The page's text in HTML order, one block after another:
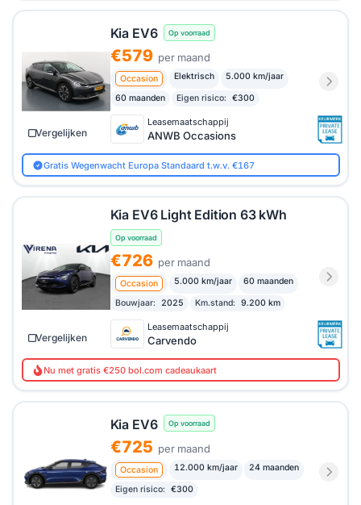
Kia EV6 Op voorraad
€579 per maand
Occasion Elektrisch 5.000 km/jaar
60 maanden Eigen risico: €300
Leasemaatschappij
ANWB Occasions
Vergelijken
Gratis Wegenwacht Europa Standaard t.w.v. €167
Kia EV6 Light Edition 63 kWh
Op voorraad
€726 per maand
Occasion 5.000 km/jaar 60 maanden
Bouwjaar: 2025 Km.stand: 9.200 km
Leasemaatschappij
Carvendo
Vergelijken
Nu met gratis €250 bol.com cadeaukaart
Kia EV6 Op voorraad
€725 per maand
Occasion 12.000 km/jaar 24 maanden
Eigen risico: €300